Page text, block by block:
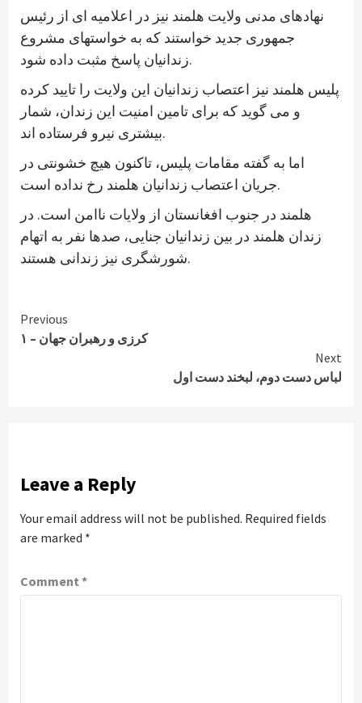
نهادهای مدنی ولایت هلمند نیز در اعلامیه ای از رئیس
جمهوری جدید خواستند که به خواستهای مشروع
زندانیان پاسخ مثبت داده شود.
پلیس هلمند نیز اعتصاب زندانیان این ولایت را تایید کرده
و می گوید که برای تامین امنیت این زندان، شمار
بیشتری نیرو فرستاده اند.
اما به گفته مقامات پلیس، تاکنون هیچ خشونتی در
جریان اعتصاب زندانیان هلمند رخ نداده است.
هلمند در جنوب افغانستان از ولایات ناامن است. در
زندان هلمند در بین زندانیان جنایی، صدها نفر به اتهام
شورشگری نیز زندانی هستند.
Continue
Reading
Previous
کرزی و رهبران جهان – ۱
Next
لباس دست دوم، لبخند دست اول
Leave a Reply
Your email address will not be published. Required fields
are marked *
Comment *